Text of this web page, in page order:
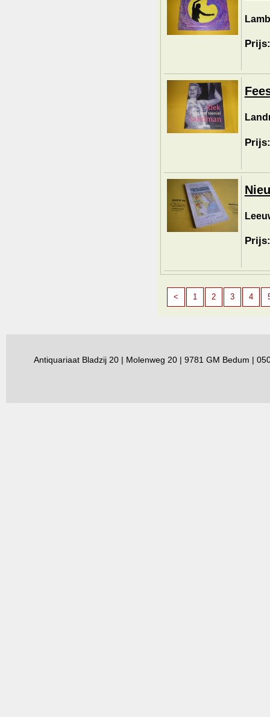
< 1 2 3 4
Antiquariaat Bladzij 20 | Molenweg 20 | 9781 GM Bedum |